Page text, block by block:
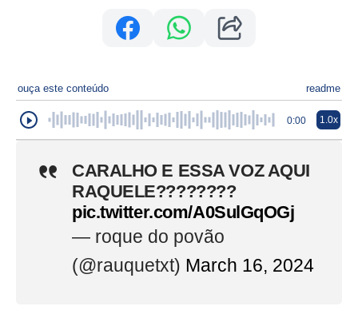
ouça este conteúdo readme
0:00 1.0x
CARALHO E ESSA VOZ AQUI
RAQUELE????????
pic.twitter.com/A0SulGqOGj
— roque do povão
(@rauquetxt) March 16, 2024